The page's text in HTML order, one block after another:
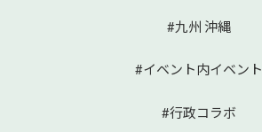
#九州 沖縄
#イベント内イベント
#行政コラボ